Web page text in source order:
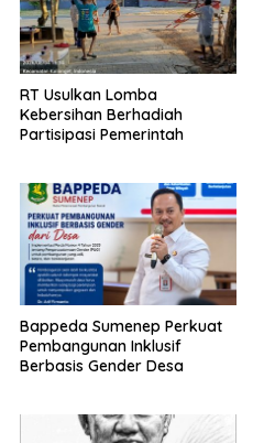
RT Usulkan Lomba
Kebersihan Berhadiah
Partisipasi Pemerintah
Bappeda Sumenep Perkuat
Pembangunan Inklusif
Berbasis Gender Desa